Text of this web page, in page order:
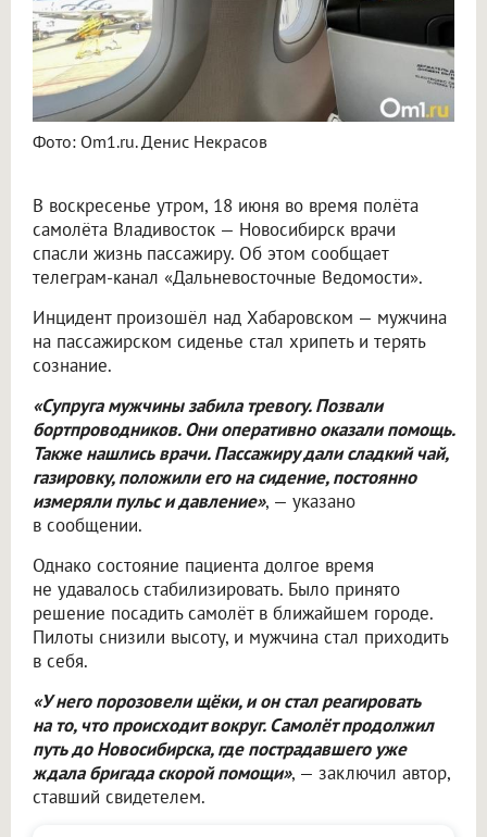
Фото: Om1.ru. Денис Некрасов
В воскресенье утром, 18 июня во время полёта
самолёта Владивосток — Новосибирск врачи
спасли жизнь пассажиру. Об этом сообщает
телеграм-канал «Дальневосточные Ведомости».
Инцидент произошёл над Хабаровском — мужчина
на пассажирском сиденье стал хрипеть и терять
сознание.
«Супруга мужчины забила тревогу. Позвали
бортпроводников. Они оперативно оказали помощь.
Также нашлись врачи. Пассажиру дали сладкий чай,
газировку, положили его на сидение, постоянно
измеряли пульс и давление», — указано
в сообщении.
Однако состояние пациента долгое время
не удавалось стабилизировать. Было принято
решение посадить самолёт в ближайшем городе.
Пилоты снизили высоту, и мужчина стал приходить
в себя.
«У него порозовели щёки, и он стал реагировать
на то, что происходит вокруг. Самолёт продолжил
путь до Новосибирска, где пострадавшего уже
ждала бригада скорой помощи», — заключил автор,
ставший свидетелем.